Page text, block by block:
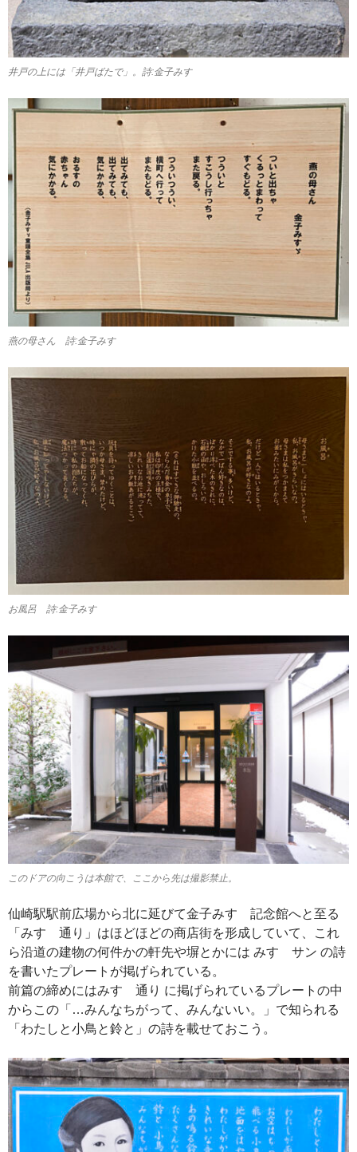
井戸の上には「井戸ばたで」。詩:金子みすゞ
燕の母さん 詩:金子みすゞ
お風呂 詩:金子みすゞ
このドアの向こうは本館で、ここから先は撮影禁止。
仙崎駅駅前広場から北に延びて金子みすゞ記念館へと至る
「みすゞ通り」はほどほどの商店街を形成していて、これ
ら沿道の建物の何件かの軒先や塀とかには みすゞサン の詩
を書いたプレートが掲げられている。
前篇の締めにはみすゞ通り に掲げられているプレートの中
からこの「…みんなちがって、みんないい。」で知られる
「わたしと小鳥と鈴と」の詩を載せておこう。